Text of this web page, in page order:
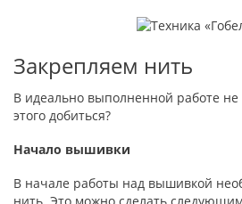
Закрепляем нить
В идеально выполненной работе не
этого добиться?
Начало вышивки
В начале работы над вышивкой